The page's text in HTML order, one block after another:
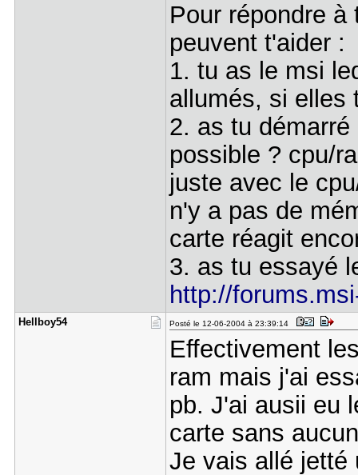
Pour répondre
peuvent t'aider :
1. tu as le msi
allumés, si elles
2. as tu
possible ? cpu/
juste avec le
n'y a pas de
carte réagit
3. as tu essayé
http://
Hellboy54 Posté le 12-06-2004 à 23:39:14
Effectivement
ram mais j'ai
pb. J'ai ausii eu
carte sans
Je vais allé jetté